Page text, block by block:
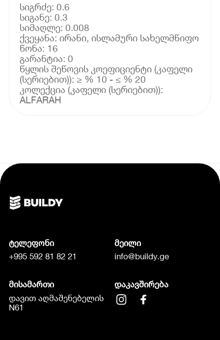
სიგრძე: 0.6
სიგანე: 0.3
სიმაღლე: 0.008
ქვეყანა: ირანი, ისლამური სახელმწიფო
წონა: 16
გარანტია: 0
წყლის შეწოვის კოეფიციენტი (კაფელი
(სერიებით)): ≥ % 10 - ≤ % 20
კოლექცია (კაფელი (სერიებით)):
ტელეფონი
+995 592 81 82 21
მეილი
info@buildy.ge
მისამართი
დავით აღმაშენებელის
N61
დაკავშირება